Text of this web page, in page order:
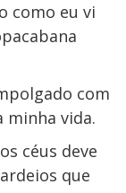
como eu vi
com
minha vida.
céus deve
que